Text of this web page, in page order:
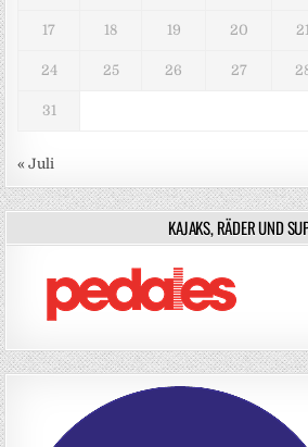
17 18 19 20
24 25 26 27
31
« Juli
KAJAKS, RÄDER UND